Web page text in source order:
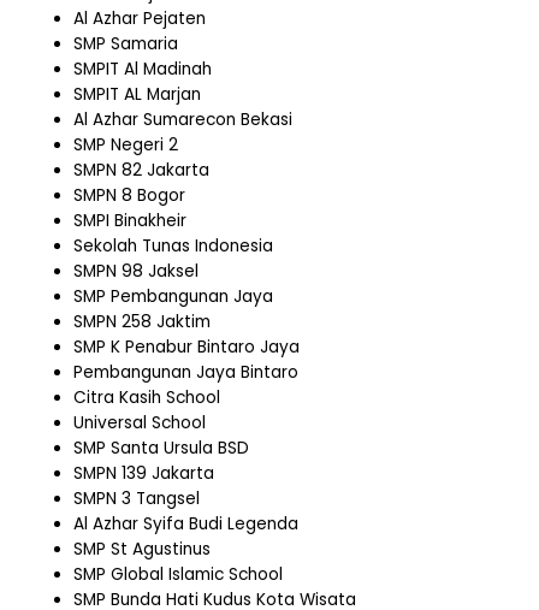
Al Azhar Pejaten
SMP Samaria
SMPIT Al Madinah
SMPIT AL Marjan
Al Azhar Sumarecon Bekasi
SMP Negeri 2
SMPN 82 Jakarta
SMPN 8 Bogor
SMPI Binakheir
Sekolah Tunas Indonesia
SMPN 98 Jaksel
SMP Pembangunan Jaya
SMPN 258 Jaktim
SMP K Penabur Bintaro Jaya
Pembangunan Jaya Bintaro
Citra Kasih School
Universal School
SMP Santa Ursula BSD
SMPN 139 Jakarta
SMPN 3 Tangsel
Al Azhar Syifa Budi Legenda
SMP St Agustinus
SMP Global Islamic School
SMP Bunda Hati Kudus Kota Wisata